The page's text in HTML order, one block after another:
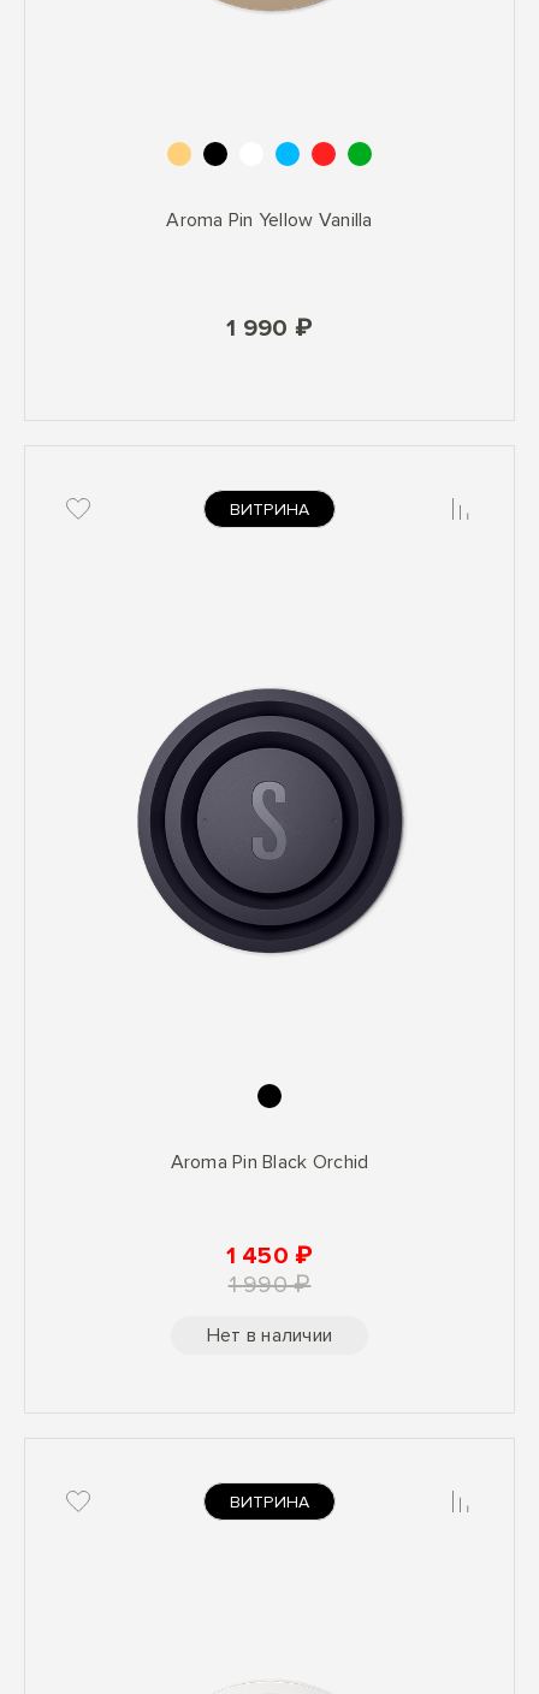
Aroma Pin Yellow Vanilla
1 990 ₽
ВИТРИНА
Aroma Pin Black Orchid
1 450 ₽
1 990 ₽
Нет в наличии
ВИТРИНА